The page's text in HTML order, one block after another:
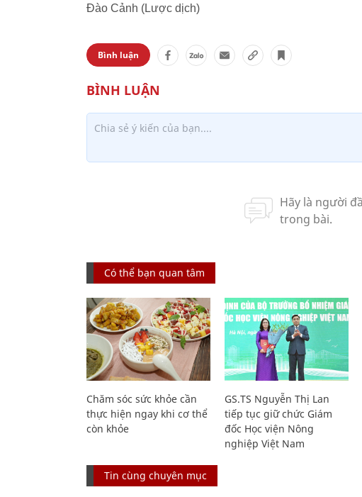
Đào Cảnh (Lược dịch)
Bình luận
Có thể bạn quan tâm
Chăm sóc sức khỏe cần
thực hiện ngay khi cơ thể
còn khỏe
GS.TS Nguyễn Thị Lan
tiếp tục giữ chức Giám
đốc Học viện Nông
nghiệp Việt Nam
Tin cùng chuyên mục